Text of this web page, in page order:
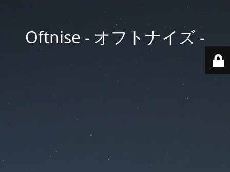
Oftnise - オフトナイズ -